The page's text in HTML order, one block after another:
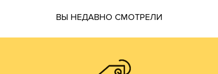
ВЫ НЕДАВНО СМОТРЕЛИ
Цены на гофротару нашего производства всегда ниже,
чем у посредников или переработчиков, так как сырье
производства готовой продукции осуществляем
производить практически все возможные виды и типы
гофротары.